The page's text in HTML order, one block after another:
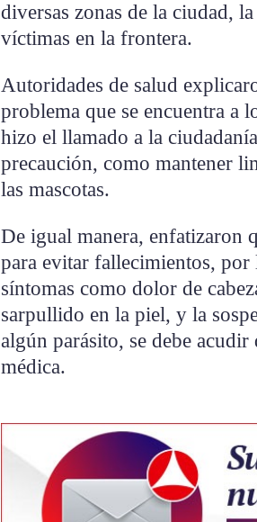
diversas zonas de la ciudad,
víctimas en la frontera.
Autoridades de salud
problema que se encuentra a
hizo el llamado a la
precaución, como mantener
las mascotas.
De igual manera, enfatizaron
para evitar fallecimientos, por
síntomas como dolor de
sarpullido en la piel, y la
algún parásito, se debe
médica.